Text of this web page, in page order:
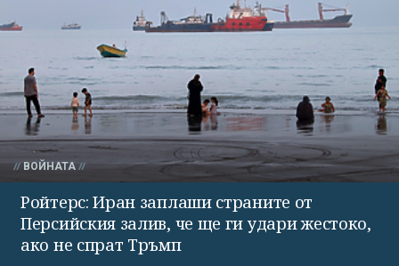
ВОЙНАТА
Ройтерс: Иран заплаши страните от
Персийския залив, че ще ги удари жестоко,
ако не спрат Тръмп